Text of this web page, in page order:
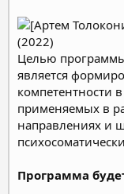
Целью
является
компетентности
применяемых в
направлениях и
Программа